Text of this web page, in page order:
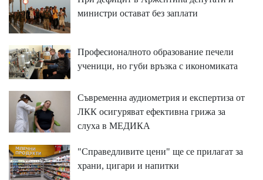
министри остават без заплати
Професионалното образование печели
ученици, но губи връзка с икономиката
Съвременна аудиометрия и експертиза от
ЛКК осигуряват ефективна грижа за
слуха в МЕДИКА
"Справедливите цени" ще се прилагат за
храни, цигари и напитки